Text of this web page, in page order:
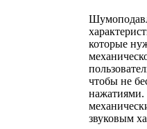
которые
чтобы не
нажатиями.
звуковым